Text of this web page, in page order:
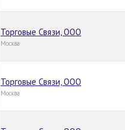
Торговые Связи, ООО
Москва
Торговые Связи, ООО
Москва